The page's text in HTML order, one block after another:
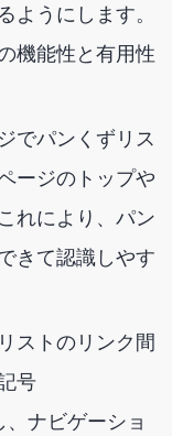
ようにします。
機能性と有用性
でパンくずリス
ージのトップや
れにより、パン
きて認識しやす
ストのリンク間
号
ナビゲーショ